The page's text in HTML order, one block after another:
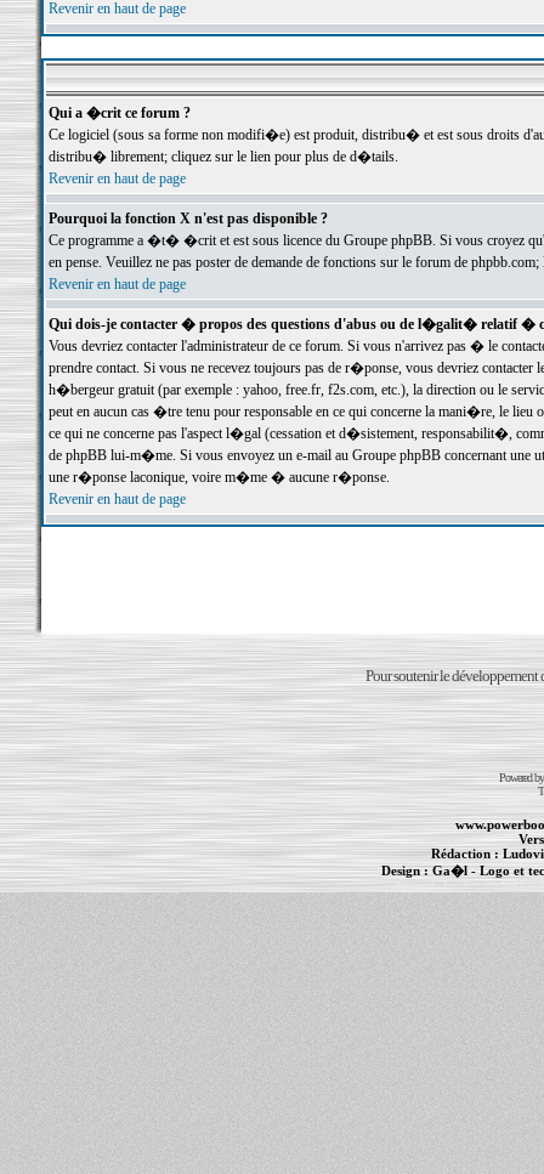
Revenir en haut de page
Qui a �crit ce forum ?
Ce logiciel (sous sa forme non modifi�e) est produit, distribu� et est sous droits
distribu� librement; cliquez sur le lien pour plus de d�tails.
Revenir en haut de page
Pourquoi la fonction X n'est pas disponible ?
Ce programme a �t� �crit et est sous licence du Groupe phpBB. Si vous croyez
en pense. Veuillez ne pas poster de demande de fonctions sur le forum de
Revenir en haut de page
Qui dois-je contacter � propos des questions d'abus ou de l�galit� relatif �
Vous devriez contacter l'administrateur de ce forum. Si vous n'arrivez pas � le
prendre contact. Si vous ne recevez toujours pas de r�ponse, vous devriez
h�bergeur gratuit (par exemple : yahoo, free.fr, f2s.com, etc.), la direction ou le
peut en aucun cas �tre tenu pour responsable en ce qui concerne la mani�re, le
ce qui ne concerne pas l'aspect l�gal (cessation et d�sistement, responsabilit�,
de phpBB lui-m�me. Si vous envoyez un e-mail au Groupe phpBB concernant une
une r�ponse laconique, voire m�me � aucune r�ponse.
Revenir en haut de page
Pour soutenir le développement
Powered
Rédaction :
Design :Ga�l- Logo et
Informations :